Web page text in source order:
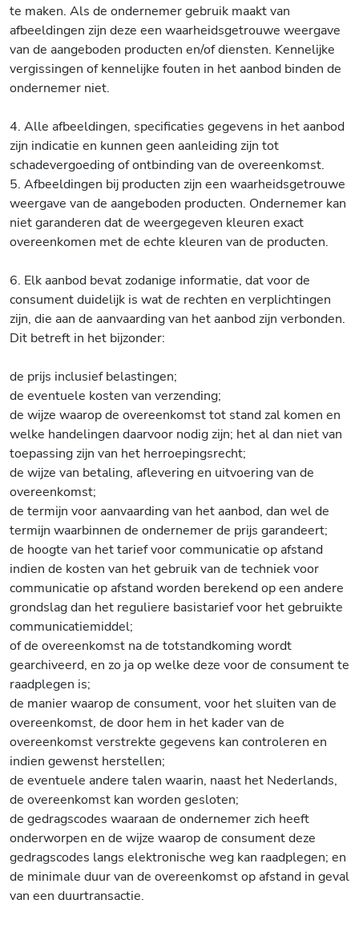
te maken. Als de ondernemer gebruik maakt van
afbeeldingen zijn deze een waarheidsgetrouwe weergave
van de aangeboden producten en/of diensten. Kennelijke
vergissingen of kennelijke fouten in het aanbod binden de
ondernemer niet.
4. Alle afbeeldingen, specificaties gegevens in het aanbod
zijn indicatie en kunnen geen aanleiding zijn tot
schadevergoeding of ontbinding van de overeenkomst.
5. Afbeeldingen bij producten zijn een waarheidsgetrouwe
weergave van de aangeboden producten. Ondernemer kan
niet garanderen dat de weergegeven kleuren exact
overeenkomen met de echte kleuren van de producten.
6. Elk aanbod bevat zodanige informatie, dat voor de
consument duidelijk is wat de rechten en verplichtingen
zijn, die aan de aanvaarding van het aanbod zijn verbonden.
Dit betreft in het bijzonder:
de prijs inclusief belastingen;
de eventuele kosten van verzending;
de wijze waarop de overeenkomst tot stand zal komen en
welke handelingen daarvoor nodig zijn; het al dan niet van
toepassing zijn van het herroepingsrecht;
de wijze van betaling, aflevering en uitvoering van de
overeenkomst;
de termijn voor aanvaarding van het aanbod, dan wel de
termijn waarbinnen de ondernemer de prijs garandeert;
de hoogte van het tarief voor communicatie op afstand
indien de kosten van het gebruik van de techniek voor
communicatie op afstand worden berekend op een andere
grondslag dan het reguliere basistarief voor het gebruikte
communicatiemiddel;
of de overeenkomst na de totstandkoming wordt
gearchiveerd, en zo ja op welke deze voor de consument te
raadplegen is;
de manier waarop de consument, voor het sluiten van de
overeenkomst, de door hem in het kader van de
overeenkomst verstrekte gegevens kan controleren en
indien gewenst herstellen;
de eventuele andere talen waarin, naast het Nederlands,
de overeenkomst kan worden gesloten;
de gedragscodes waaraan de ondernemer zich heeft
onderworpen en de wijze waarop de consument deze
gedragscodes langs elektronische weg kan raadplegen; en
de minimale duur van de overeenkomst op afstand in geval
van een duurtransactie.